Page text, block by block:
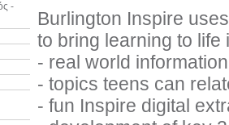
-
Burlington Inspire
to bring learning to
- real world information
- topics teens can
- fun Inspire digital